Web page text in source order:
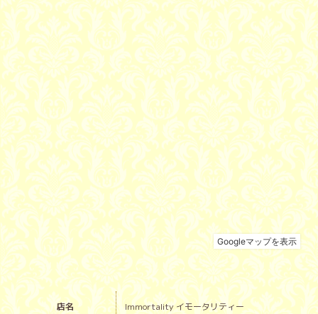
店名 Immortality イモータリティー